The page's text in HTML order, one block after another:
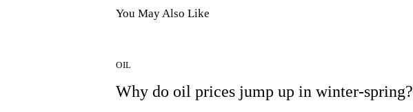
You May Also Like
OIL
Why do oil prices jump up in winter-spring?